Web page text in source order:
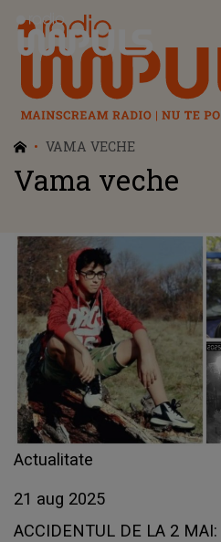
Radio Impuls
VAMA VECHE
Vama veche
Actualitate
21 aug 2025
ACCIDENTUL DE LA 2